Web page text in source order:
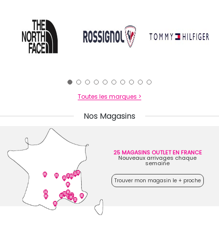
Toutes les marques >
Nos Magasins
25 MAGASINS OUTLET EN FRANCE
Nouveaux arrivages chaque
semaine
Trouver mon magasin le + proche